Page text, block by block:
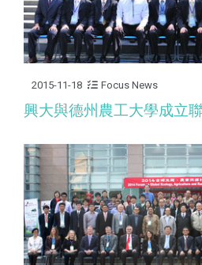
2015-11-18 Focus News
興大與德州農工大學成立